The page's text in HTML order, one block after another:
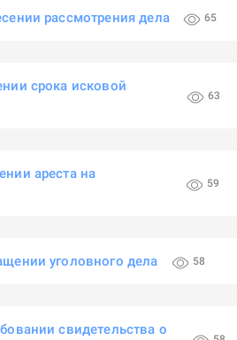
рассмотрения дела 65
срока исковой
63
ареста на
59
уголовного дела 58
свидетельства о